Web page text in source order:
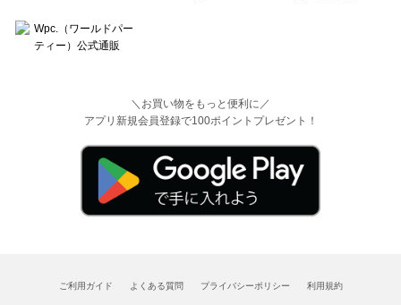
＼お買い物をもっと便利に／
アプリ新規会員登録で100ポイントプレゼント！
ご利用ガイド よくある質問 プライバシーポリシー 利用規約